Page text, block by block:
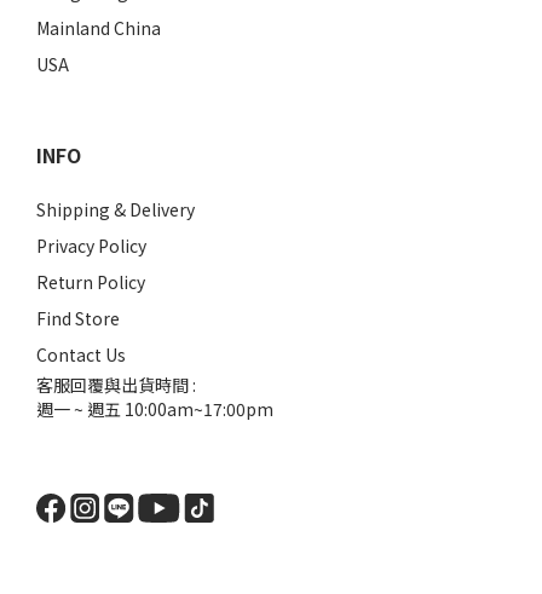
Mainland China
USA
INFO
Shipping & Delivery
Privacy Policy
Return Policy
Find Store
Contact Us
客服回覆與出貨時間 :
週一 ~ 週五 10:00am~17:00pm